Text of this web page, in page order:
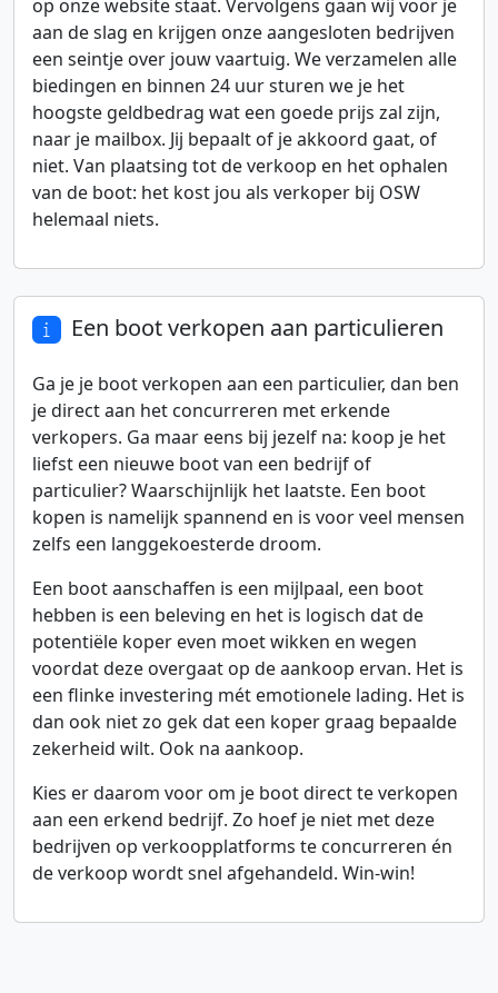
op onze website staat. Vervolgens gaan wij voor je
aan de slag en krijgen onze aangesloten bedrijven
een seintje over jouw vaartuig. We verzamelen alle
biedingen en binnen 24 uur sturen we je het
hoogste geldbedrag wat een goede prijs zal zijn,
naar je mailbox. Jij bepaalt of je akkoord gaat, of
niet. Van plaatsing tot de verkoop en het ophalen
van de boot: het kost jou als verkoper bij OSW
helemaal niets.
Een boot verkopen aan particulieren
Ga je je boot verkopen aan een particulier, dan ben
je direct aan het concurreren met erkende
verkopers. Ga maar eens bij jezelf na: koop je het
liefst een nieuwe boot van een bedrijf of
particulier? Waarschijnlijk het laatste. Een boot
kopen is namelijk spannend en is voor veel mensen
zelfs een langgekoesterde droom.
Een boot aanschaffen is een mijlpaal, een boot
hebben is een beleving en het is logisch dat de
potentiële koper even moet wikken en wegen
voordat deze overgaat op de aankoop ervan. Het is
een flinke investering mét emotionele lading. Het is
dan ook niet zo gek dat een koper graag bepaalde
zekerheid wilt. Ook na aankoop.
Kies er daarom voor om je boot direct te verkopen
aan een erkend bedrijf. Zo hoef je niet met deze
bedrijven op verkoopplatforms te concurreren én
de verkoop wordt snel afgehandeld. Win-win!